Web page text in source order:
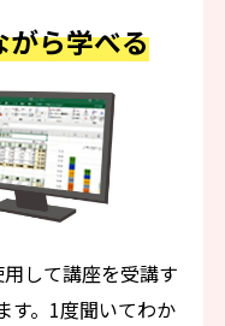
がら学べる
して講座を受講す
す。1度聞いてわか